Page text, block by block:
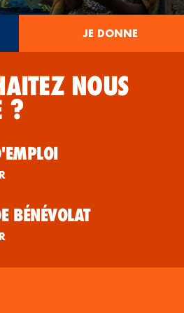
JE DONNE
NOUS
?
BÉNÉVOLAT